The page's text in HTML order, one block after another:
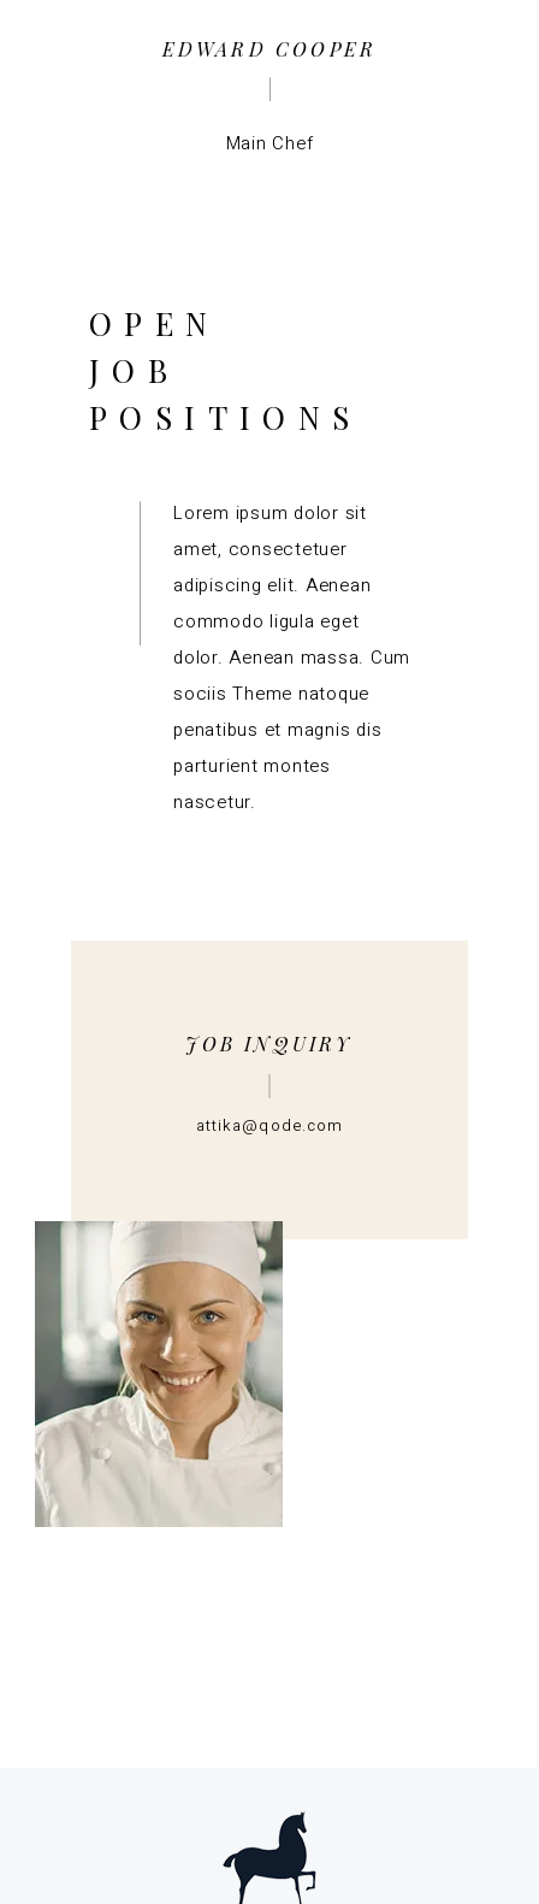
EDWARD COOPER
Main Chef
OPEN
JOB
POSITIONS
Lorem ipsum dolor sit
amet, consectetuer
adipiscing elit. Aenean
commodo ligula eget
dolor. Aenean massa. Cum
sociis Theme natoque
penatibus et magnis dis
parturient montes
nascetur.
JOB INQUIRY
attika@qode.com